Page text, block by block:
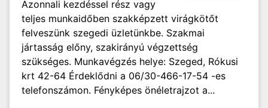
Azonnali kezdéssel rész vagy
teljes munkaidőben szakképzett virágkötőt
felveszünk szegedi üzletünkbe. Szakmai
jártasság előny, szakirányú végzettség
szükséges. Munkavégzés helye: Szeged, Rókusi
krt 42-64 Érdeklődni a 06/30-466-17-54 -es
telefonszámon. Fényképes önéletrajzot a...